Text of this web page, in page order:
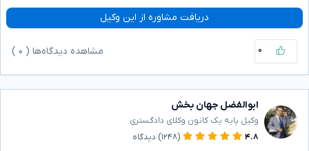
دریافت مشاوره از این وکیل
۰ مشاهده دیدگاه‌ها ( ۰
ابوالفضل جهان بخش
وکیل پایه یک کانون وکلای دادگستری
۴.۸
(۱۲۴۸) دیدگاه